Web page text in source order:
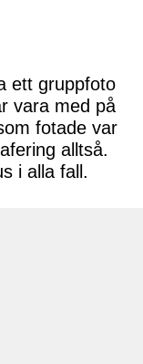
ett gruppfoto
vara med på
fotade var
alltså.
i alla fall.